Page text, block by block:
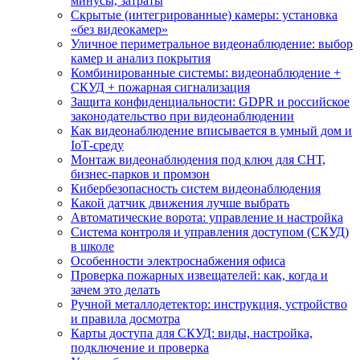
Скрытые (интегрированные) камеры: установка
«без видеокамер»
Уличное периметральное видеонаблюдение: выбор
камер и анализ покрытия
Комбинированные системы: видеонаблюдение +
СКУД + пожарная сигнализация
Защита конфиденциальности: GDPR и российское
законодательство при видеонаблюдении
Как видеонаблюдение вписывается в умный дом и
IoT‑среду
Монтаж видеонаблюдения под ключ для СНТ,
бизнес‑парков и промзон
Кибербезопасность систем видеонаблюдения
Какой датчик движения лучше выбрать
Автоматические ворота: управление и настройка
Система контроля и управления доступом (СКУД)
в школе
Особенности электроснабжения офиса
Проверка пожарных извещателей: как, когда и
зачем это делать
Ручной металлодетектор: инструкция, устройство
и правила досмотра
Карты доступа для СКУД: виды, настройка,
подключение и проверка